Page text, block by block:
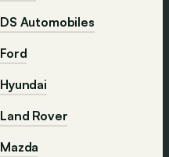
DS Automobiles
Ford
Hyundai
Land Rover
Mazda